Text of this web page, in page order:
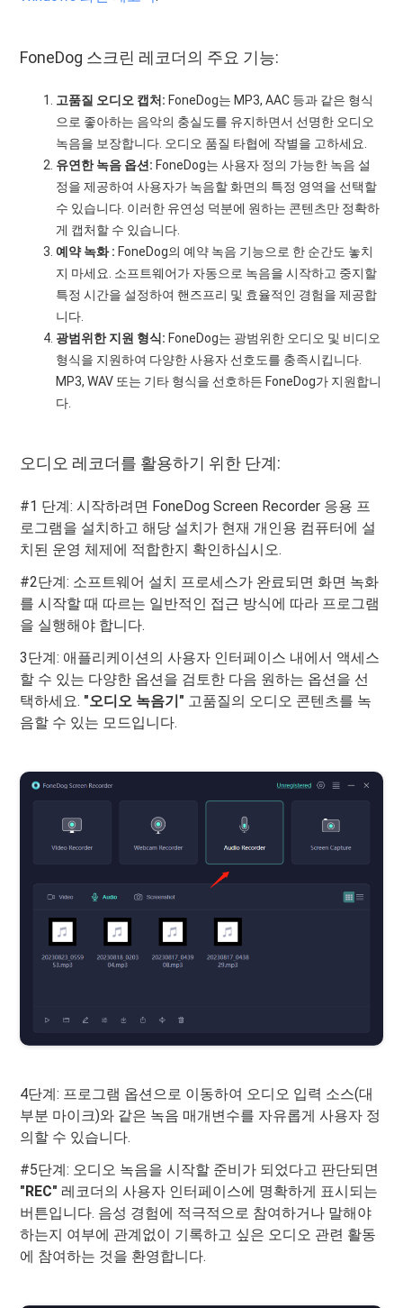
FoneDog 스크린 레코더의 주요 기능:
고품질 오디오 캡처: FoneDog는 MP3, AAC 등과 같은 형식
으로 좋아하는 음악의 충실도를 유지하면서 선명한 오디오
녹음을 보장합니다. 오디오 품질 타협에 작별을 고하세요.
유연한 녹음 옵션: FoneDog는 사용자 정의 가능한 녹음 설
정을 제공하여 사용자가 녹음할 화면의 특정 영역을 선택할
수 있습니다. 이러한 유연성 덕분에 원하는 콘텐츠만 정확하
게 캡처할 수 있습니다.
예약 녹화 : FoneDog의 예약 녹음 기능으로 한 순간도 놓치
지 마세요. 소프트웨어가 자동으로 녹음을 시작하고 중지할
특정 시간을 설정하여 핸즈프리 및 효율적인 경험을 제공합
니다.
광범위한 지원 형식: FoneDog는 광범위한 오디오 및 비디오
형식을 지원하여 다양한 사용자 선호도를 충족시킵니다.
MP3, WAV 또는 기타 형식을 선호하든 FoneDog가 지원합니
다.
오디오 레코더를 활용하기 위한 단계:
#1 단계: 시작하려면 FoneDog Screen Recorder 응용 프
로그램을 설치하고 해당 설치가 현재 개인용 컴퓨터에 설
치된 운영 체제에 적합한지 확인하십시오.
#2단계: 소프트웨어 설치 프로세스가 완료되면 화면 녹화
를 시작할 때 따르는 일반적인 접근 방식에 따라 프로그램
을 실행해야 합니다.
3단계: 애플리케이션의 사용자 인터페이스 내에서 액세스
할 수 있는 다양한 옵션을 검토한 다음 원하는 옵션을 선
택하세요. "오디오 녹음기" 고품질의 오디오 콘텐츠를 녹
음할 수 있는 모드입니다.
4단계: 프로그램 옵션으로 이동하여 오디오 입력 소스(대
부분 마이크)와 같은 녹음 매개변수를 자유롭게 사용자 정
의할 수 있습니다.
#5단계: 오디오 녹음을 시작할 준비가 되었다고 판단되면
"REC" 레코더의 사용자 인터페이스에 명확하게 표시되는
버튼입니다. 음성 경험에 적극적으로 참여하거나 말해야
하는지 여부에 관계없이 기록하고 싶은 오디오 관련 활동
에 참여하는 것을 환영합니다.